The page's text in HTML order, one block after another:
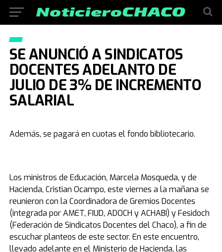
SE ANUNCIÓ A SINDICATOS
DOCENTES ADELANTO DE
JULIO DE 3% DE INCREMENTO
SALARIAL
Además, se pagará en cuotas el fondo bibliotecario.
Los ministros de Educación, Marcela Mosqueda, y de
Hacienda, Cristian Ocampo, este viernes a la mañana se
reunieron con la Coordinadora de Gremios Docentes
(integrada por AMET, FIUD, ADOCH y ACHABI) y Fesidoch
(Federación de Sindicatos Docentes del Chaco), a fin de
escuchar planteos de este sector. En este encuentro,
llevado adelante en el Ministerio de Hacienda, las